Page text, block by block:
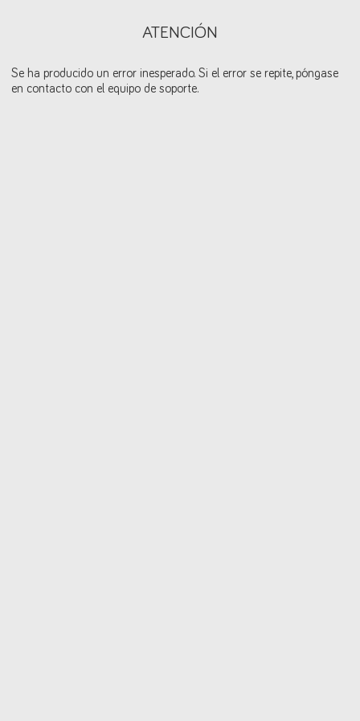
ATENCIÓN
Se ha producido un error inesperado. Si el error se repite, póngase
en contacto con el equipo de soporte.